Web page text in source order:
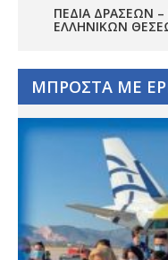
ΠΕΔΊΑ ΔΡΆΣΕΩΝ
ΕΛΛΗΝΙΚΏΝ
ΜΠΡΟΣΤΑ ΜΕ